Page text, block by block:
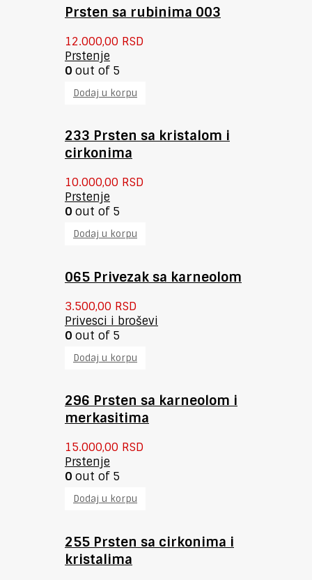
Prsten sa rubinima 003
12.000,00 RSD
Prstenje
0 out of 5
Dodaj u korpu
233 Prsten sa kristalom i
cirkonima
10.000,00 RSD
Prstenje
0 out of 5
Dodaj u korpu
065 Privezak sa karneolom
3.500,00 RSD
Privesci i broševi
0 out of 5
Dodaj u korpu
296 Prsten sa karneolom i
merkasitima
15.000,00 RSD
Prstenje
0 out of 5
Dodaj u korpu
255 Prsten sa cirkonima i
kristalima